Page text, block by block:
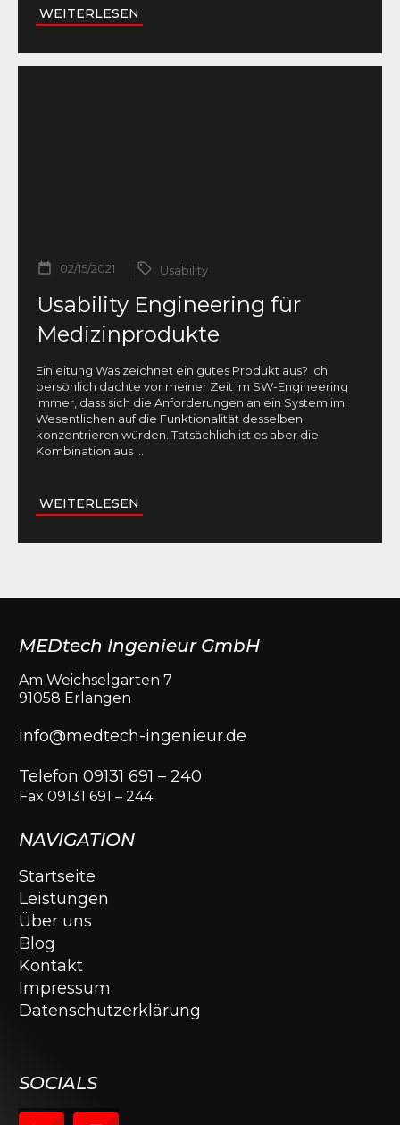
WEITERLESEN
02/15/2021 Usability
Usability Engineering für
Medizinprodukte
Einleitung Was zeichnet ein gutes Produkt aus? Ich
persönlich dachte vor meiner Zeit im SW-Engineering
immer, dass sich die Anforderungen an ein System im
Wesentlichen auf die Funktionalität desselben
konzentrieren würden. Tatsächlich ist es aber die
Kombination aus ...
WEITERLESEN
MEDtech Ingenieur GmbH
Am Weichselgarten 7
91058 Erlangen
info@medtech-ingenieur.de
Telefon 09131 691 – 240
Fax 09131 691 – 244
NAVIGATION
Startseite
Leistungen
Über uns
Blog
Kontakt
Impressum
Datenschutzerklärung
SOCIALS